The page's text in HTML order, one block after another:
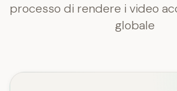
processo di rendere i video
globale